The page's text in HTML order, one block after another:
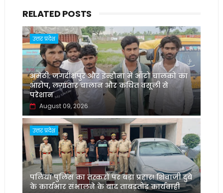
RELATED POSTS
उत्तर प्रदेश
अमेठी: जगदीशपुर और इन्हौना में ऑटो चालकों का
आरोप, लगातार चालान और कथित वसूली से
परेशान
August 09, 2026
उत्तर प्रदेश
पलिया पुलिस का तस्करों पर बड़ा प्रहार! शिवाजी दुबे
के कार्यभार संभालने के बाद ताबड़तोड़ कार्यवाही